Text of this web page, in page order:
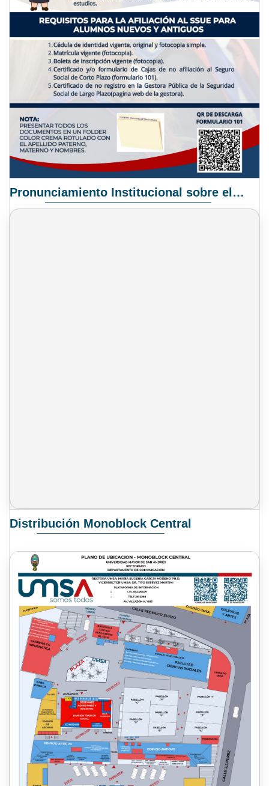
Pronunciamiento Institucional sobre el Proyecto de Ley N° 068/2025-2026 C.S.
Distribución Monoblock Central